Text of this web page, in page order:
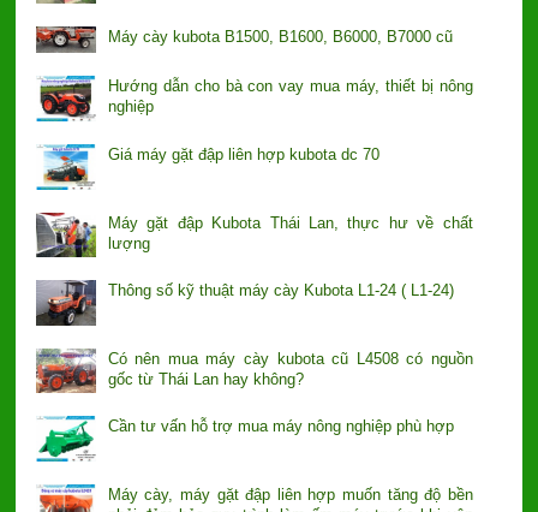
Máy cày kubota B1500, B1600, B6000, B7000 cũ
Hướng dẫn cho bà con vay mua máy, thiết bị nông
nghiệp
Giá máy gặt đập liên hợp kubota dc 70
Máy gặt đập Kubota Thái Lan, thực hư về chất
lượng
Thông số kỹ thuật máy cày Kubota L1-24 ( L1-24)
Có nên mua máy cày kubota cũ L4508 có nguồn
gốc từ Thái Lan hay không?
Cần tư vấn hỗ trợ mua máy nông nghiệp phù hợp
Máy cày, máy gặt đập liên hợp muốn tăng độ bền